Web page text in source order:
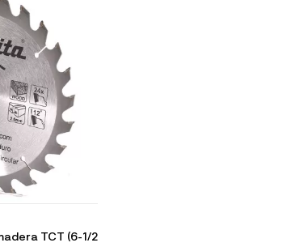
TCT (6-1/2